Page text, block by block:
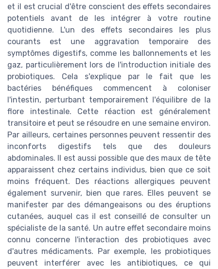
et il est crucial d'être conscient des effets secondaires
potentiels avant de les intégrer à votre routine
quotidienne. L'un des effets secondaires les plus
courants est une aggravation temporaire des
symptômes digestifs, comme les ballonnements et les
gaz, particulièrement lors de l'introduction initiale des
probiotiques. Cela s'explique par le fait que les
bactéries bénéfiques commencent à coloniser
l'intestin, perturbant temporairement l'équilibre de la
flore intestinale. Cette réaction est généralement
transitoire et peut se résoudre en une semaine environ.
Par ailleurs, certaines personnes peuvent ressentir des
inconforts digestifs tels que des douleurs
abdominales. Il est aussi possible que des maux de tête
apparaissent chez certains individus, bien que ce soit
moins fréquent. Des réactions allergiques peuvent
également survenir, bien que rares. Elles peuvent se
manifester par des démangeaisons ou des éruptions
cutanées, auquel cas il est conseillé de consulter un
spécialiste de la santé. Un autre effet secondaire moins
connu concerne l'interaction des probiotiques avec
d'autres médicaments. Par exemple, les probiotiques
peuvent interférer avec les antibiotiques, ce qui